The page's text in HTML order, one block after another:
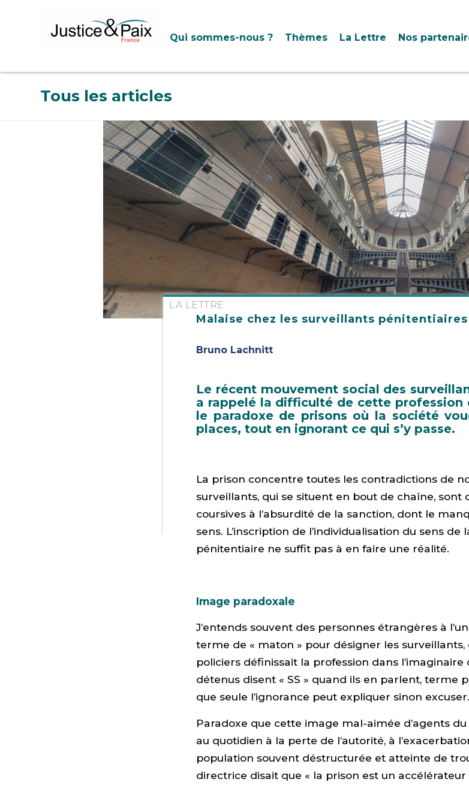
Qui sommes-nous ? Thèmes La Lettre Nos
Tous les articles
Malaise chez les surveillants pénitentiaires
LA LETTRE
Bruno Lachnitt
Le récent mouvement social des
a rappelé la difficulté de cette profession
le paradoxe de prisons où la société
places, tout en ignorant ce qui s’y passe.
La prison concentre toutes les contradictions de
surveillants, qui se situent en bout de chaîne, sont
coursives à l’absurdité de la sanction, dont le
sens. L’inscription de l’individualisation du sens de
pénitentiaire ne suffit pas à en faire une réalité.
Image paradoxale
J’entends souvent des personnes étrangères à
terme de « maton » pour désigner les
policiers définissait la profession dans l’imaginaire
détenus disent « SS » quand ils en parlent, terme
que seule l’ignorance peut expliquer sinon excuser.
Paradoxe que cette image mal-aimée d’agents
au quotidien à la perte de l’autorité, à
population souvent déstructurée et atteinte de
directrice disait que « la prison est un